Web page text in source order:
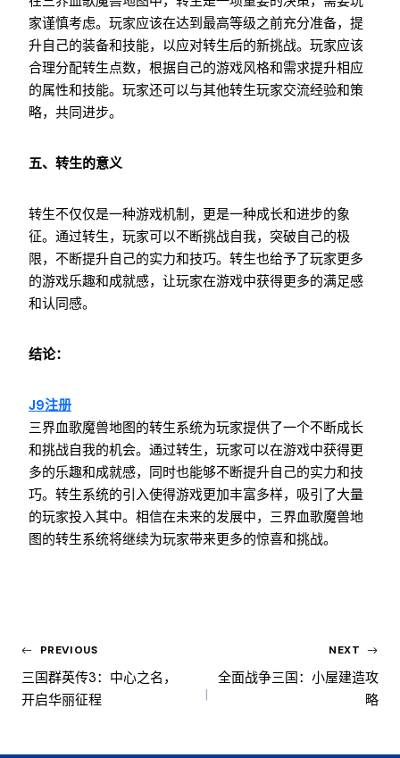
家谨慎考虑。玩家应该在达到最高等级之前充分准备，提
升自己的装备和技能，以应对转生后的新挑战。玩家应该
合理分配转生点数，根据自己的游戏风格和需求提升相应
的属性和技能。玩家还可以与其他转生玩家交流经验和策
略，共同进步。
五、转生的意义
转生不仅仅是一种游戏机制，更是一种成长和进步的象
征。通过转生，玩家可以不断挑战自我，突破自己的极
限，不断提升自己的实力和技巧。转生也给予了玩家更多
的游戏乐趣和成就感，让玩家在游戏中获得更多的满足感
和认同感。
结论：
J9注册
三界血歌魔兽地图的转生系统为玩家提供了一个不断成长
和挑战自我的机会。通过转生，玩家可以在游戏中获得更
多的乐趣和成就感，同时也能够不断提升自己的实力和技
巧。转生系统的引入使得游戏更加丰富多样，吸引了大量
的玩家投入其中。相信在未来的发展中，三界血歌魔兽地
图的转生系统将继续为玩家带来更多的惊喜和挑战。
PREVIOUS
三国群英传3：中心之名，
开启华丽征程
NEXT
全面战争三国：小屋建造攻
略